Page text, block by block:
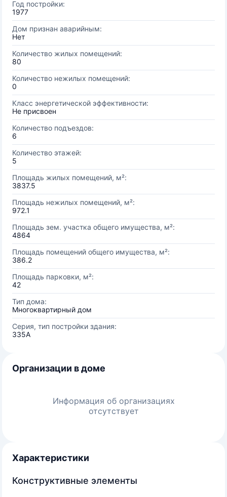
Год постройки:
1977
Дом признан аварийным:
Нет
Количество жилых помещений:
80
Количество нежилых помещений:
0
Класс энергетической эффективности:
Не присвоен
Количество подъездов:
6
Количество этажей:
5
Площадь жилых помещений, м²:
3837.5
Площадь нежилых помещений, м²:
972.1
Площадь зем. участка общего имущества, м²:
4864
Площадь помещений общего имущества, м²:
386.2
Площадь парковки, м²:
42
Тип дома:
Многоквартирный дом
Серия, тип постройки здания:
335А
Организации в доме
Информация об организациях
отсутствует
Характеристики
Конструктивные элементы